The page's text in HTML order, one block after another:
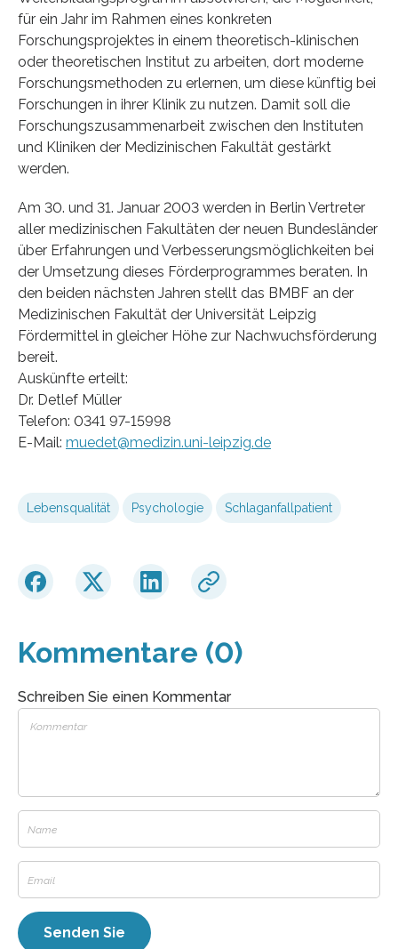
für ein Jahr im Rahmen eines konkreten
Forschungsprojektes in einem theoretisch-klinischen
oder theoretischen Institut zu arbeiten, dort moderne
Forschungsmethoden zu erlernen, um diese künftig bei
Forschungen in ihrer Klinik zu nutzen. Damit soll die
Forschungszusammenarbeit zwischen den Instituten
und Kliniken der Medizinischen Fakultät gestärkt
werden.
Am 30. und 31. Januar 2003 werden in Berlin Vertreter
aller medizinischen Fakultäten der neuen Bundesländer
über Erfahrungen und Verbesserungsmöglichkeiten bei
der Umsetzung dieses Förderprogrammes beraten. In
den beiden nächsten Jahren stellt das BMBF an der
Medizinischen Fakultät der Universität Leipzig
Fördermittel in gleicher Höhe zur Nachwuchsförderung
bereit.
Auskünfte erteilt:
Dr. Detlef Müller
Telefon: 0341 97-15998
E-Mail: muedet@medizin.uni-leipzig.de
Lebensqualität Psychologie Schlaganfallpatient
Kommentare (0)
Schreiben Sie einen Kommentar